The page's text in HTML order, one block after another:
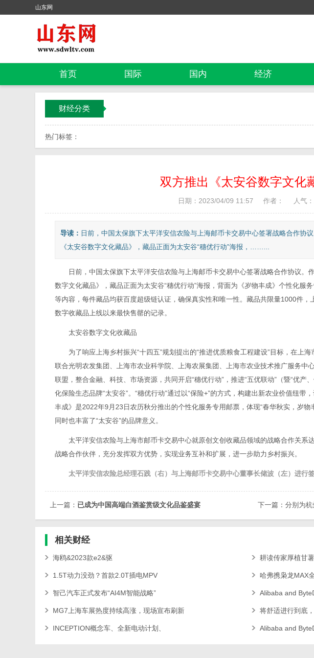
山东网
首页 国际 国内 经济
财经分类
热门标签：
双方推出《太安谷数字文化
日期：2023/04/09 11:57 作者： 人气：
导读： 日前，中国太保旗下太平洋安信农险与上海邮币卡交易中心签署战略合作协
《太安谷数字文化藏品》，藏品正面为太安谷“穗优行动”海报，……...
日前，中国太保旗下太平洋安信农险与上海邮币卡交易中心签署战略合作协议。
数字文化藏品》，藏品正面为太安谷“穗优行动”海报，背面为《岁物丰成》个性化服
等内容，每件藏品均获百度超级链认证，确保真实性和唯一性。藏品共限量1000件
数字收藏品上线以来最快售罄的记录。
太安谷数字文化收藏品
为了响应上海乡村振兴“十四五”规划提出的“推进优质粮食工程建设”目标，在上
联合光明农发集团、上海市农业科学院、上海农展集团、上海市农业技术推广服务中
联盟，整合金融、科技、市场资源，共同开启“穗优行动”，推进“五优联动”（暨“优产
化保险生态品牌“太安谷”。“穗优行动”通过以“保险+”的方式，构建出新农业价值纽带
丰成》是2022年9月23日农历秋分推出的个性化服务专用邮票，体现“春华秋实，岁物
同时也丰富了“太安谷”的品牌意义。
太平洋安信农险与上海市邮币卡交易中心就原创文创收藏品领域的战略合作关系
战略合作伙伴，充分发挥双方优势，实现业务互补和扩展，进一步助力乡村振兴。
太平洋安信农险总经理石践（右）与上海邮币卡交易中心董事长储波（左）进行
上一篇： 已成为中国高端白酒鉴赏级文化品鉴盛宴
下一篇：分别为
相关财经
海鸥&2023款e2&驱 耕读传家厚植甘
1.5T动力没劲？首款2.0T插电MPV 哈弗携枭龙MAX
智己汽车正式发布“AI4M智能战略” Alibaba and
MG7上海车展热度持续高涨，现场宣布刷新 将舒适进行到底
INCEPTION概念车、全新电动计划、 Alibaba and